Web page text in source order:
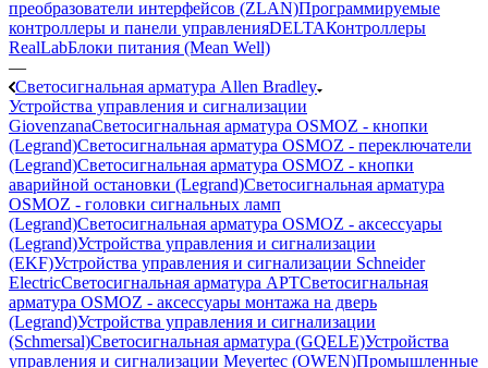
преобразователи интерфейсов (ZLAN)Программируемые
контроллеры и панели управленияDELTAКонтроллеры
RealLabБлоки питания (Mean Well)
—
Светосигнальная арматура Allen Bradley
Устройства управления и сигнализации
GiovenzanaСветосигнальная арматура OSMOZ - кнопки
(Legrand)Светосигнальная арматура OSMOZ - переключатели
(Legrand)Светосигнальная арматура OSMOZ - кнопки
аварийной остановки (Legrand)Светосигнальная арматура
OSMOZ - головки сигнальных ламп
(Legrand)Светосигнальная арматура OSMOZ - аксессуары
(Legrand)Устройства управления и сигнализации
(EKF)Устройства управления и сигнализации Schneider
ElectricСветосигнальная арматура APTСветосигнальная
арматура OSMOZ - аксессуары монтажа на дверь
(Legrand)Устройства управления и сигнализации
(Schmersal)Светосигнальная арматура (GQELE)Устройства
управления и сигнализации Meyertec (OWEN)Промышленные